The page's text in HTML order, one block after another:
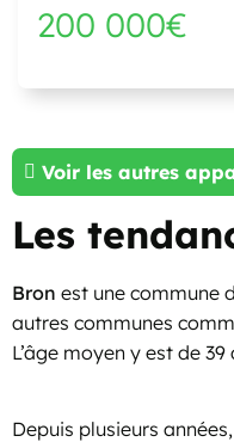
200 000€
Voir les autres
Les
Bron est une commune
autres communes
L’âge moyen y est de
Depuis plusieurs